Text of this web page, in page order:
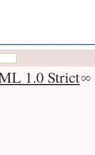
1.0 Strict∞